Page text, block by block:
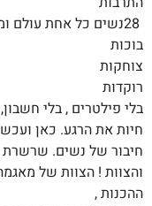
28נשים כל אחת עולם
בוכות
צוחקות
רוקדות
בלי פילטרים , בלי חשבון,
חיות את הרגע. כאן
חיבור של נשים.
והצוות ! הצוות של
ההכנות,